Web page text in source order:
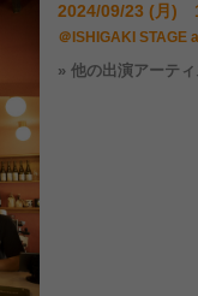
2024/09/23 (月)
＠ISHIGAKI STAGE
» 他の出演アーテ